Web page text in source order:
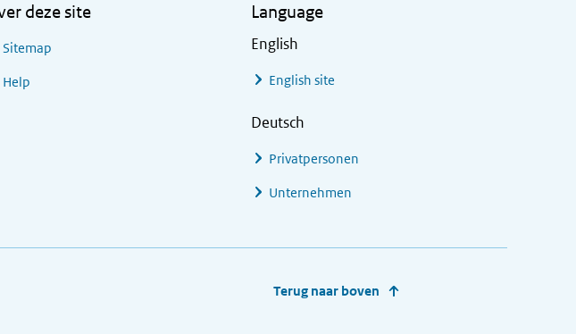
deze site
Sitemap
Help
Language
English
English site
Deutsch
Privatpersonen
Unternehmen
Terug naar boven